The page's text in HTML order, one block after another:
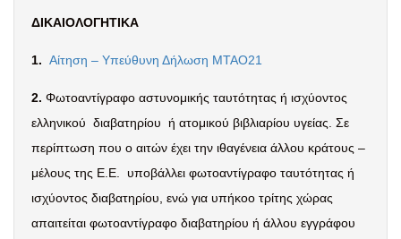
ΔΙΚΑΙΟΛΟΓΗΤΙΚΑ
1. Αίτηση – Υπεύθυνη Δήλωση ΜΤΑΟ21
2. Φωτοαντίγραφο αστυνομικής ταυτότητας ή ισχύοντος
ελληνικού διαβατηρίου ή ατομικού βιβλιαρίου υγείας. Σε
περίπτωση που ο αιτών έχει την ιθαγένεια άλλου κράτους –
μέλους της Ε.Ε.
υποβάλλει φωτοαντίγραφο ταυτότητας ή
ισχύοντος διαβατηρίου, ενώ για υπήκοο τρίτης χώρας
απαιτείται φωτοαντίγραφο διαβατηρίου ή άλλου εγγράφου